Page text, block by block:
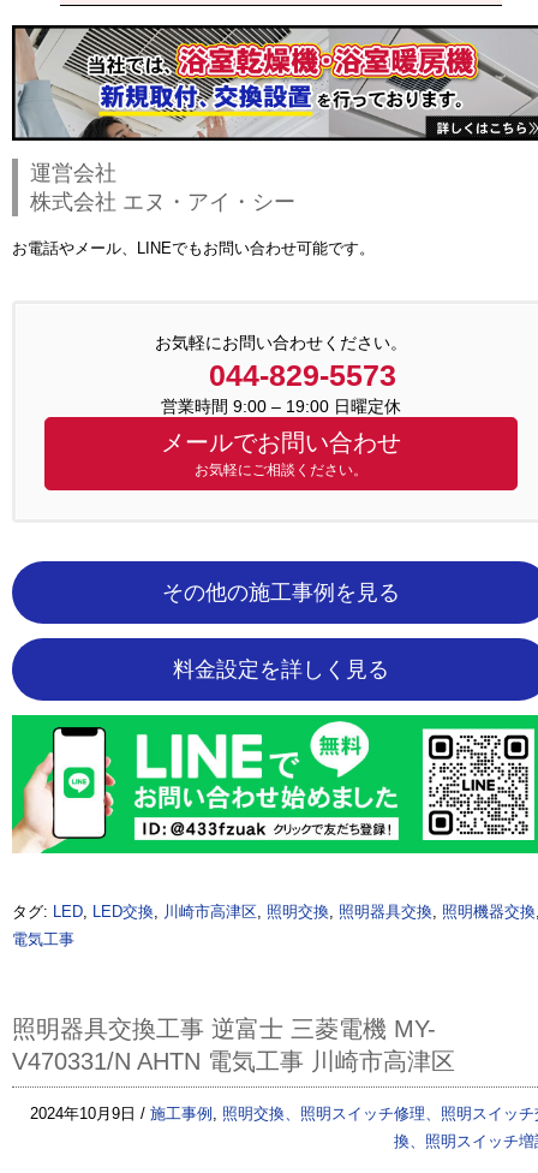
運営会社
株式会社 エヌ・アイ・シー
お電話やメール、LINEでもお問い合わせ可能です。
お気軽にお問い合わせください。
044-829-5573
営業時間 9:00 – 19:00 日曜定休
メールでお問い合わせ
お気軽にご相談ください。
その他の施工事例を見る
料金設定を詳しく見る
タグ: LED, LED交換, 川崎市高津区, 照明交換, 照明器具交換, 照明機器交換
電気工事
照明器具交換工事 逆富士 三菱電機 MY-
V470331/N AHTN 電気工事 川崎市高津区
2024年10月9日 / 施工事例 , 照明交換、照明スイッチ修理、照明スイッチ
換、照明スイッチ増